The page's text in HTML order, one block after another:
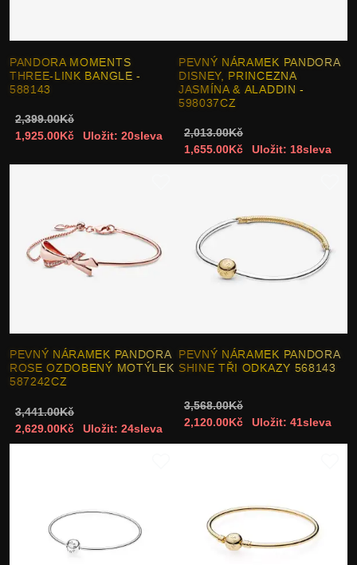
PANDORA MOMENTS
THREE-LINK BANGLE -
588143
2,399.00Kč
1,925.00Kč
Uložit: 20sleva
PEVNÝ NÁRAMEK PANDORA
DISNEY, PRINCEZNA
JASMÍNA & ALADDIN -
598037CZ
2,013.00Kč
1,655.00Kč
Uložit: 18sleva
PEVNÝ NÁRAMEK PANDORA
ROSE OZDOBENÝ MOTÝLEK
587242CZ
3,441.00Kč
2,629.00Kč
Uložit: 24sleva
PEVNÝ NÁRAMEK PANDORA
SHINE TŘI ODKAZY 568143
3,568.00Kč
2,120.00Kč
Uložit: 41sleva